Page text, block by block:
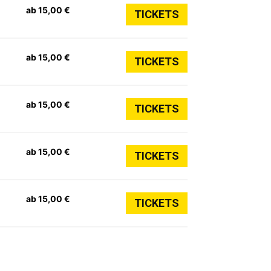
ab 15,00 € TICKETS
ab 15,00 € TICKETS
ab 15,00 € TICKETS
ab 15,00 € TICKETS
ab 15,00 € TICKETS